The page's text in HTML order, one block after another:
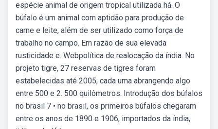
espécie animal de origem tropical utilizada há. O
búfalo é um animal com aptidão para produção de
carne e leite, além de ser utilizado como força de
trabalho no campo. Em razão de sua elevada
rusticidade e. Webpolítica de realocação da índia. No
projeto tigre, 27 reservas de tigres foram
estabelecidas até 2005, cada uma abrangendo algo
entre 500 e 2. 500 quilômetros. Introdução dos búfalos
no brasil 7 • no brasil, os primeiros búfalos chegaram
entre os anos de 1890 e 1906, importados da índia,